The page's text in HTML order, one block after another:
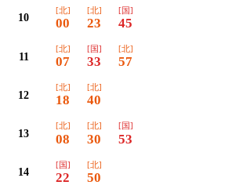
10
[北]
00
[北]
23
[国]
45
11
[北]
07
[国]
33
[北]
57
12
[北]
18
[北]
40
13
[北]
08
[北]
30
[国]
53
14
[国]
22
[北]
50